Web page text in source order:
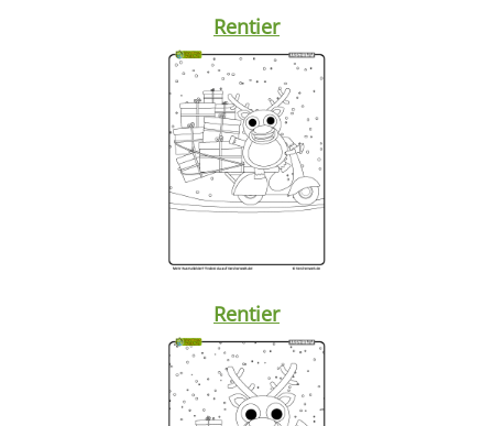
Rentier
Rentier